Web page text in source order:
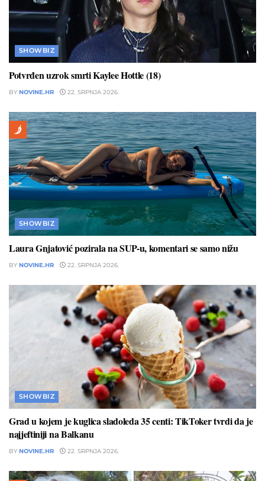
SHOWBIZ
Potvrđen uzrok smrti Kaylee Hottle (18)
BY NOVINE.HR 22. SRPNJA 2026.
SHOWBIZ
Laura Gnjatović pozirala na SUP-u, komentari se samo nižu
BY NOVINE.HR 22. SRPNJA 2026.
SHOWBIZ
Grad u kojem je kuglica sladoleda 35 centi: TikToker tvrdi da je
najjeftiniji na Balkanu
BY NOVINE.HR 22. SRPNJA 2026.